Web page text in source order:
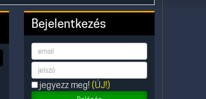
Bejelentkezés
jegyezz meg! (ÚJ!)